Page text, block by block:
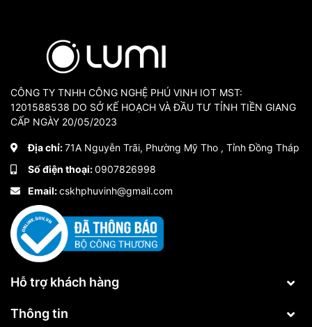
CÔNG TY TNHH CÔNG NGHỆ PHÚ VINH IOT MST:
1201588538 DO SỞ KẾ HOẠCH VÀ ĐẦU TƯ TỈNH TIỀN GIANG
CẤP NGÀY 20/05/2023
Địa chỉ:71A Nguyễn Trãi, Phường Mỹ Tho , Tỉnh Đồng Tháp
Số điện thoại:0907826998
Email:cskhphuvinh@gmail.com
Hỗ trợ khách hàng
Thông tin